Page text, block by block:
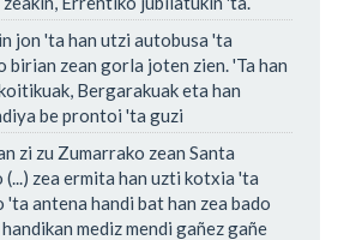
jon 'ta han utzi autobusa 'ta
birian zean gorla joten zien. 'Ta han
Bergarakuak eta han
be prontoi 'ta guzi
zi zu Zumarrako zean Santa
zea ermita han uzti kotxia 'ta
antena handi bat han zea bado
mediz mendi gañez gañe